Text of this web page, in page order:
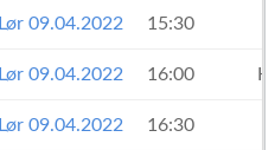
Lør 09.04.2022 15:30
Lør 09.04.2022 16:00
Lør 09.04.2022 16:30